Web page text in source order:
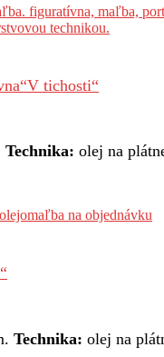
tichosti“
Technika: olej na
Technika: olej na